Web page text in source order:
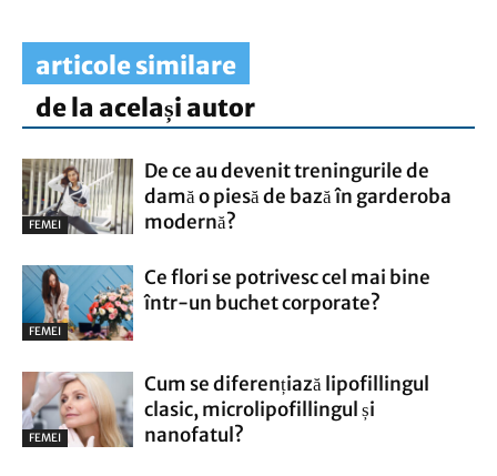
articole similare
de la același autor
FEMEI
De ce au devenit treningurile de
damă o piesă de bază în garderoba
modernă?
FEMEI
Ce flori se potrivesc cel mai bine
într-un buchet corporate?
FEMEI
Cum se diferențiază lipofillingul
clasic, microlipofillingul și
nanofatul?